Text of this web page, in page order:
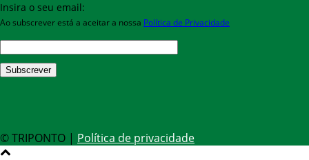
Insira o seu email:
Ao subscrever está a aceitar a nossa Política de Privacidade
© TRIPONTO | Política de privacidade